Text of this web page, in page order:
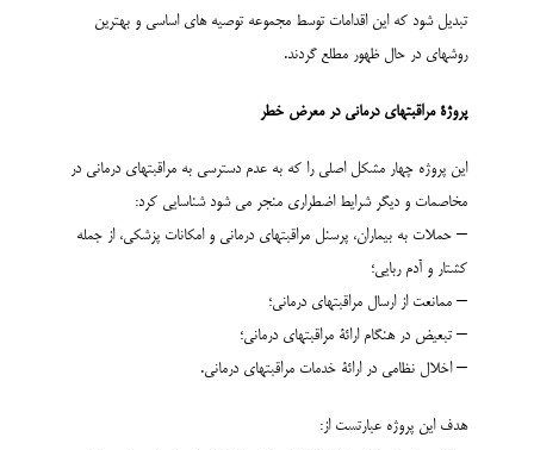
تبدیل شود که این اقدامات توسط مجموعه توصیه های اساسی و بهترین
روشهای در حال ظهور مطلع گردند.
پروژۀ مراقبتهای درمانی در معرض خطر
این پروژه چهار مشکل اصلی را که به عدم دسترسی به مراقبتهای درمانی در
مخاصمات و دیگر شرایط اضطراری منجر می شود شناسایی کرد:
– حملات به بیماران، پرسنل مراقبتهای درمانی و امکانات پزشکی، از جمله
کشتار و آدم ربایی؛
– ممانعت از ارسال مراقبتهای درمانی؛
– تبعیض در هنگام ارائۀ مراقبتهای درمانی؛
– اخلال نظامی در ارائۀ خدمات مراقبتهای درمانی.
هدف این پروژه عبارتست از: